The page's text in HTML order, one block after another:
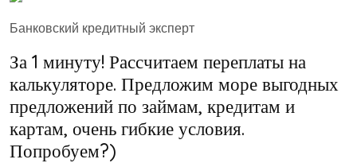
Банковский кредитный эксперт
За 1 минуту! Рассчитаем переплаты на
калькуляторе. Предложим море выгодных
предложений по займам, кредитам и
картам, очень гибкие условия.
Попробуем?)